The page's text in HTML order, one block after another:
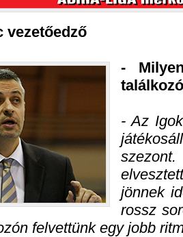
vezetőedző
-
- Az
jönnek
rossz
felvettünk egy jobb